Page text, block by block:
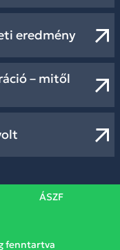
eredmény
– mitől
fenntartva
ÁSZF